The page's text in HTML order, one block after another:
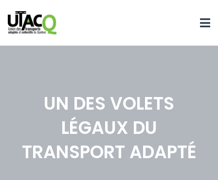
UN DES VOLETS
LÉGAUX DU
TRANSPORT ADAPTÉ